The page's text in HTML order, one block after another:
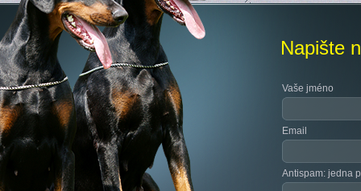
Napište
Vaše jméno
Email
Antispam: jedna